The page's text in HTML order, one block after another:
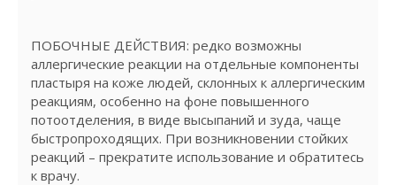
ПОБОЧНЫЕ ДЕЙСТВИЯ: редко возможны
аллергические реакции на отдельные компоненты
пластыря на коже людей, склонных к аллергическим
реакциям, особенно на фоне повышенного
потоотделения, в виде высыпаний и зуда, чаще
быстропроходящих. При возникновении стойких
реакций – прекратите использование и обратитесь
к врачу.